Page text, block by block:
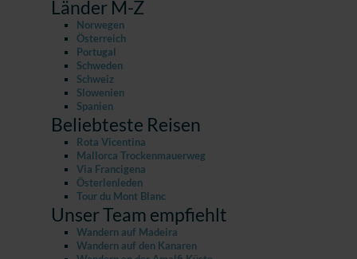
Länder M-Z
Norwegen
Österreich
Portugal
Schweden
Schweiz
Slowenien
Spanien
Beliebteste Reisen
Rota Vicentina
Mallorca Trockenmauerweg
Via Francigena
Österlenleden
Tour du Mont Blanc
Unser Team empfiehlt
Wandern auf Madeira
Wandern auf den Kanaren